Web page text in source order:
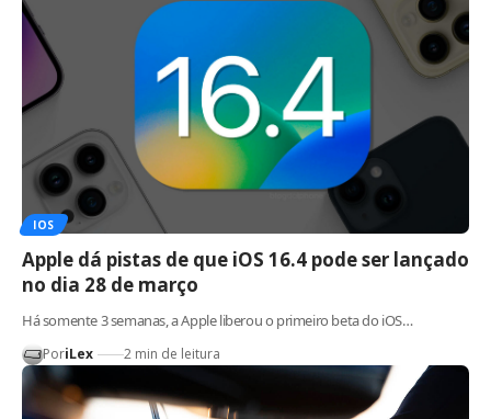
IOS
Apple dá pistas de que iOS 16.4 pode ser lançado
no dia 28 de março
Há somente 3 semanas, a Apple liberou o primeiro beta do iOS…
PoriLex 2 min de leitura